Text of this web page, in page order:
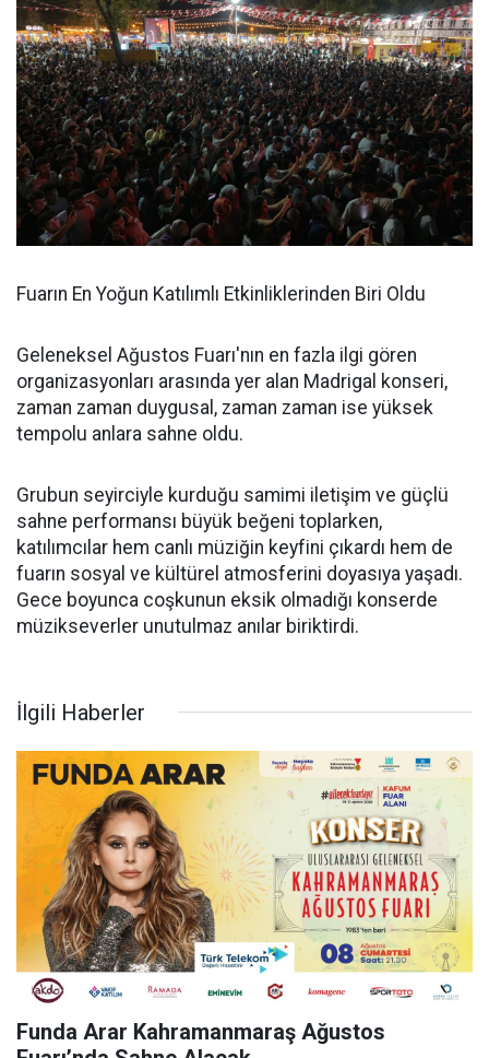
Fuarın En Yoğun Katılımlı Etkinliklerinden Biri Oldu
Geleneksel Ağustos Fuarı'nın en fazla ilgi gören
organizasyonları arasında yer alan Madrigal konseri,
zaman zaman duygusal, zaman zaman ise yüksek
tempolu anlara sahne oldu.
Grubun seyirciyle kurduğu samimi iletişim ve güçlü
sahne performansı büyük beğeni toplarken,
katılımcılar hem canlı müziğin keyfini çıkardı hem de
fuarın sosyal ve kültürel atmosferini doyasıya yaşadı.
Gece boyunca coşkunun eksik olmadığı konserde
müzikseverler unutulmaz anılar biriktirdi.
İlgili Haberler
Funda Arar Kahramanmaraş Ağustos